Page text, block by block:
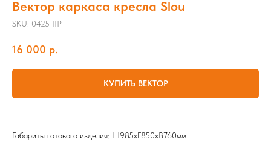
Вектор каркаса кресла Slou
SKU: 0425 IIP
16 000 р.
КУПИТЬ ВЕКТОР
Габариты готового изделия: Ш985хГ850хВ760мм